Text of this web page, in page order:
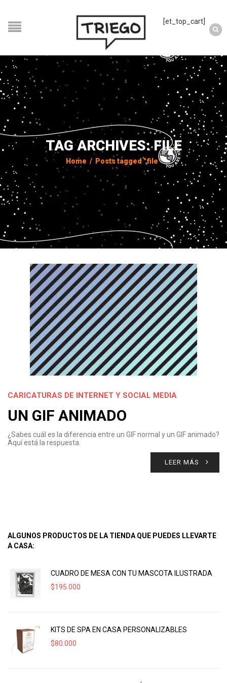
[et_top_cart]
TAG ARCHIVES: FILE
Home / Posts tagged "file"
CARICATURAS DE INTERNET Y SOCIAL MEDIA
UN GIF ANIMADO
¿Sabes cuál es la diferencia entre un GIF normal y un GIF animado?
Aquí está la respuesta.
LEER MÁS
ALGUNOS PRODUCTOS DE LA TIENDA QUE PUEDES LLEVARTE
A CASA:
CUADRO DE MESA CON TU MASCOTA ILUSTRADA
$195.000
KITS DE SPA EN CASA PERSONALIZABLES
$80.000